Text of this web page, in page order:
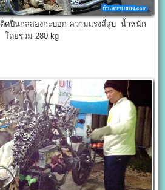
ดปืนกลสองกะบอก ความแรงสี่สูบ น้ำหนัก
โดยรวม 280 kg